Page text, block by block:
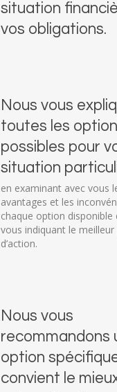
situation
vos obligations.
Nous vous
toutes les
possibles pour
situation
en examinant avec vous
avantages et les
chaque option disponible
vous indiquant le meilleur
d’action.
Nous vous
recommandons
option
convient le